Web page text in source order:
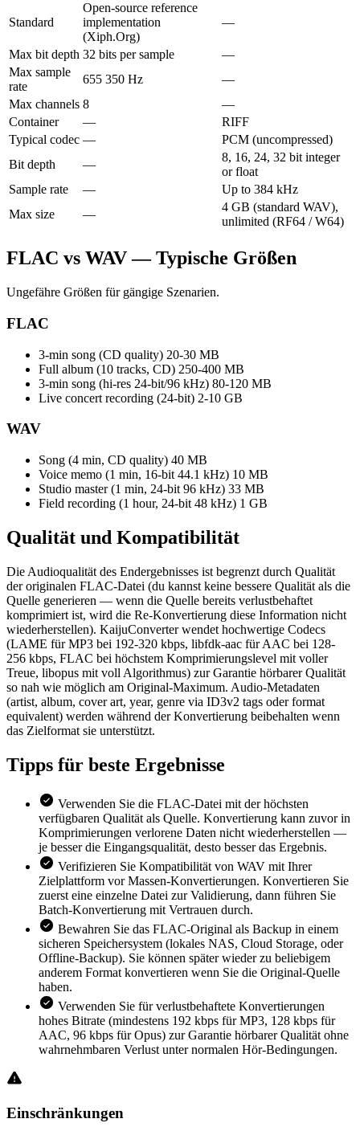
Standard
Open-source reference
implementation
(Xiph.Org)
—
Max bit depth 32 bits per sample
—
Max sample
rate
655 350 Hz
—
Max channels 8
—
Container
—
RIFF
Typical codec —
PCM (uncompressed)
Bit depth
—
8, 16, 24, 32 bit integer
or float
Sample rate
—
Up to 384 kHz
Max size
—
4 GB (standard WAV),
unlimited (RF64 / W64)
FLAC vs WAV — Typische Größen
Ungefähre Größen für gängige Szenarien.
FLAC
3-min song (CD quality) 20-30 MB
Full album (10 tracks, CD) 250-400 MB
3-min song (hi-res 24-bit/96 kHz) 80-120 MB
Live concert recording (24-bit) 2-10 GB
WAV
Song (4 min, CD quality) 40 MB
Voice memo (1 min, 16-bit 44.1 kHz) 10 MB
Studio master (1 min, 24-bit 96 kHz) 33 MB
Field recording (1 hour, 24-bit 48 kHz) 1 GB
Qualität und Kompatibilität
Die Audioqualität des Endergebnisses ist begrenzt durch Qualität
der originalen FLAC-Datei (du kannst keine bessere Qualität als die
Quelle generieren — wenn die Quelle bereits verlustbehaftet
komprimiert ist, wird die Re-Konvertierung diese Information nicht
wiederherstellen). KaijuConverter wendet hochwertige Codecs
(LAME für MP3 bei 192-320 kbps, libfdk-aac für AAC bei 128-
256 kbps, FLAC bei höchstem Komprimierungslevel mit voller
Treue, libopus mit voll Algorithmus) zur Garantie hörbarer Qualität
so nah wie möglich am Original-Maximum. Audio-Metadaten
(artist, album, cover art, year, genre via ID3v2 tags oder format
equivalent) werden während der Konvertierung beibehalten wenn
das Zielformat sie unterstützt.
Tipps für beste Ergebnisse
Verwenden Sie die FLAC-Datei mit der höchsten
verfügbaren Qualität als Quelle. Konvertierung kann zuvor in
Komprimierungen verlorene Daten nicht wiederherstellen —
je besser die Eingangsqualität, desto besser das Ergebnis.
Verifizieren Sie Kompatibilität von WAV mit Ihrer
Zielplattform vor Massen-Konvertierungen. Konvertieren Sie
zuerst eine einzelne Datei zur Validierung, dann führen Sie
Batch-Konvertierung mit Vertrauen durch.
Bewahren Sie das FLAC-Original als Backup in einem
sicheren Speichersystem (lokales NAS, Cloud Storage, oder
Offline-Backup). Sie können später wieder zu beliebigem
anderem Format konvertieren wenn Sie die Original-Quelle
haben.
Verwenden Sie für verlustbehaftete Konvertierungen
hohes Bitrate (mindestens 192 kbps für MP3, 128 kbps für
AAC, 96 kbps für Opus) zur Garantie hörbarer Qualität ohne
wahrnehmbaren Verlust unter normalen Hör-Bedingungen.
Einschränkungen